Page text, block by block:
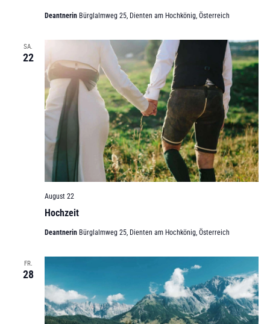
Deantnerin Bürglalmweg 25, Dienten am Hochkönig, Österreich
SA.
22
Hochzeit
August 22
Deantnerin Bürglalmweg 25, Dienten am Hochkönig, Österreich
FR.
28